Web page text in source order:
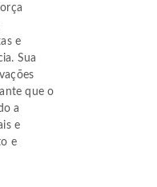
e
Sua
que o
a
e
e